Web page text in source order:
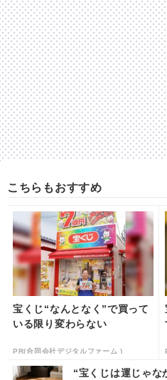
こちらもおすすめ
宝くじ“なんとなく”で買って
いる限り変わらない
PR(合同会社デジタルファーム )
“宝くじは運じゃな